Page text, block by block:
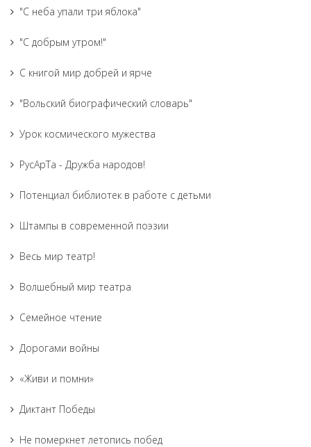
"С неба упали три яблока"
"С добрым утром!"
С книгой мир добрей и ярче
"Вольский биографический словарь"
Урок космического мужества
РусАрТа - Дружба народов!
Потенциал библиотек в работе с детьми
Штампы в современной поэзии
Весь мир театр!
Волшебный мир театра
Семейное чтение
Дорогами войны
«Живи и помни»
Диктант Победы
Не померкнет летопись побед